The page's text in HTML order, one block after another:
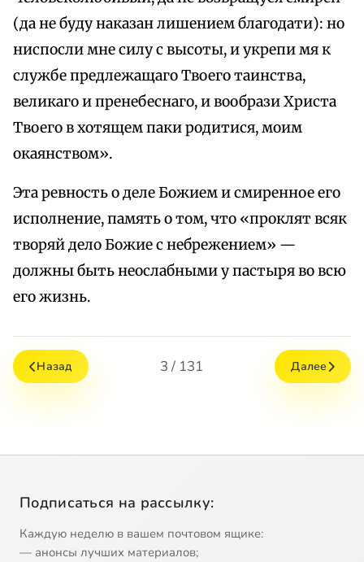
(да не буду наказан лишением благодати): но
ниспосли мне силу с высоты, и укрепи мя к
службе предлежащаго Твоего таинства,
великаго и пренебеснаго, и вообрази Христа
Твоего в хотящем паки родитися, моим
окаянством».
Эта ревность о деле Божием и смиренное его
исполнение, память о том, что «проклят всяк
творяй дело Божие с небрежением» —
должны быть неослабными у пастыря во всю
его жизнь.
Назад 3 / 131 Далее
Подписаться на рассылку:
Каждую неделю в вашем почтовом ящике:
— анонсы лучших материалов;